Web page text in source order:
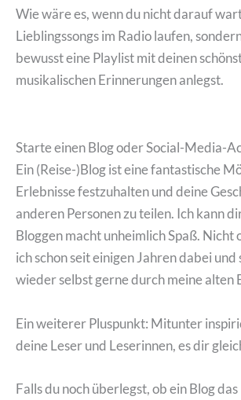
Wie wäre es, wenn du nicht darauf
Lieblingssongs im Radio laufen,
bewusst eine Playlist mit deinen
musikalischen Erinnerungen anlegst.
Starte einen Blog oder Social-Media-
Ein (Reise-)Blog ist eine fantastische
Erlebnisse festzuhalten und deine
anderen Personen zu teilen. Ich kann
Bloggen macht unheimlich Spaß. Nicht
ich schon seit einigen Jahren dabei
wieder selbst gerne durch meine alten
Ein weiterer Pluspunkt: Mitunter
deine Leser und Leserinnen, es dir
Falls du noch überlegst, ob ein Blog